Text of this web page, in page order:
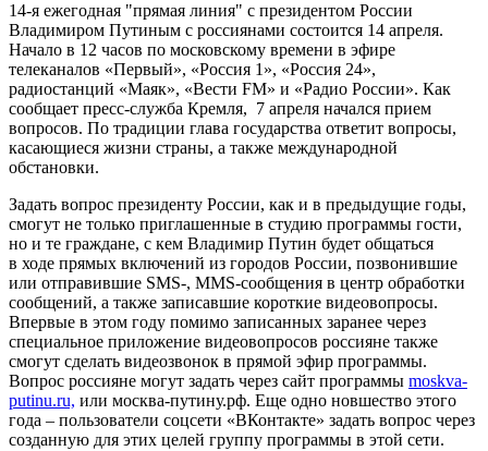
14-я ежегодная "прямая линия" с президентом России
Владимиром Путиным с россиянами состоится 14 апреля.
Начало в 12 часов по московскому времени в эфире
телеканалов «Первый», «Россия 1», «Россия 24»,
радиостанций «Маяк», «Вести FM» и «Радио России». Как
сообщает пресс-служба Кремля, 7 апреля начался прием
вопросов. По традиции глава государства ответит вопросы,
касающиеся жизни страны, а также международной
обстановки.
Задать вопрос президенту России, как и в предыдущие годы,
смогут не только приглашенные в студию программы гости,
но и те граждане, с кем Владимир Путин будет общаться
в ходе прямых включений из городов России, позвонившие
или отправившие SMS-, MMS-сообщения в центр обработки
сообщений, а также записавшие короткие видеовопросы.
Впервые в этом году помимо записанных заранее через
специальное приложение видеовопросов россияне также
смогут сделать видеозвонок в прямой эфир программы.
Вопрос россияне могут задать через сайт программы moskva-
putinu.ru, или москва-путину.рф. Еще одно новшество этого
года – пользователи соцсети «ВКонтакте» задать вопрос через
созданную для этих целей группу программы в этой сети.